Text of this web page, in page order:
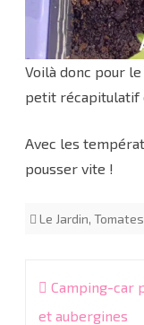
Voilà donc pour le
petit récapitulatif
Avec les
pousser vite !
Le Jardin, Tomates
Navigation
de
Camping-car
et aubergines